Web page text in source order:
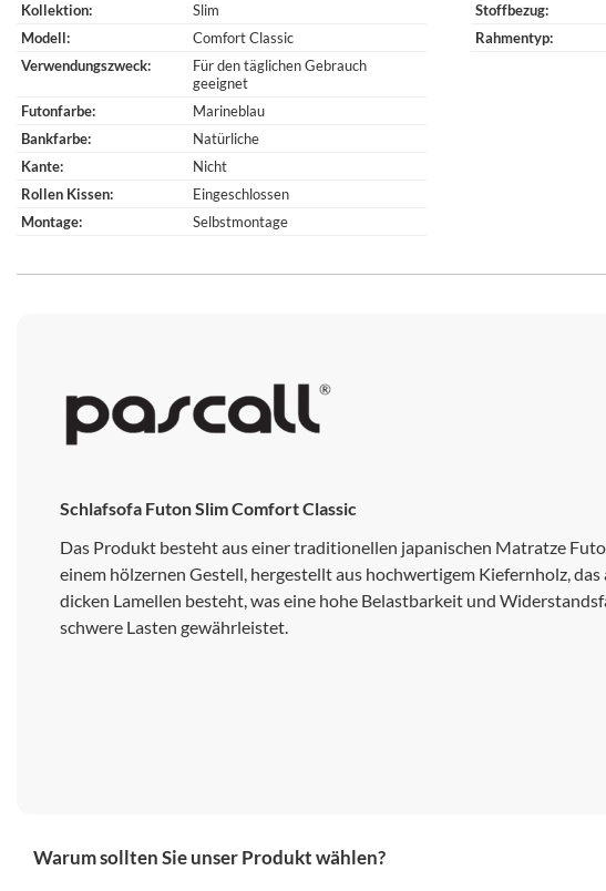
Kollektion
Slim
Modell
Comfort Classic
Verwendungszweck
Für den täglichen Gebrauch
geeignet
Futonfarbe
Marineblau
Bankfarbe
Natürliche
Kante
Nicht
Rollen Kissen
Eingeschlossen
Montage
Selbstmontage
Stoffbezug
Rahmentyp
Schlafsofa Futon Slim Comfort Classic
Das Produkt besteht aus einer traditionellen japanischen Matratze
einem hölzernen Gestell, hergestellt aus hochwertigem Kiefernholz, das
dicken Lamellen besteht, was eine hohe Belastbarkeit und
schwere Lasten gewährleistet.
Warum sollten Sie unser Produkt wählen?